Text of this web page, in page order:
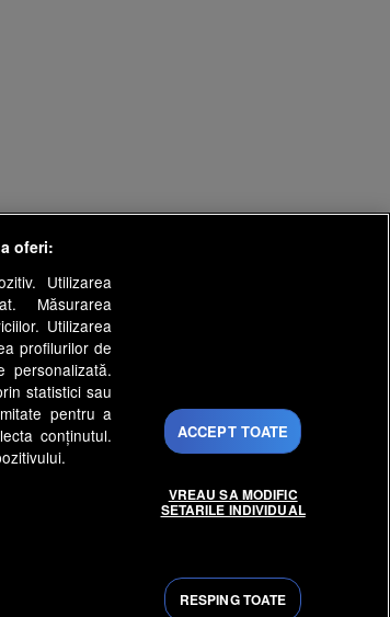
preferințele
Echipa editorială
AntenaPLAY
oferi:
Utilizarea
Măsurarea
Utilizarea
profilurilor de
personalizată.
statistici sau
pentru a
conținutul.
ACCEPT TOATE
RESPING TOATE
VREAU SA MODIFIC
SETARILE INDIVIDUAL